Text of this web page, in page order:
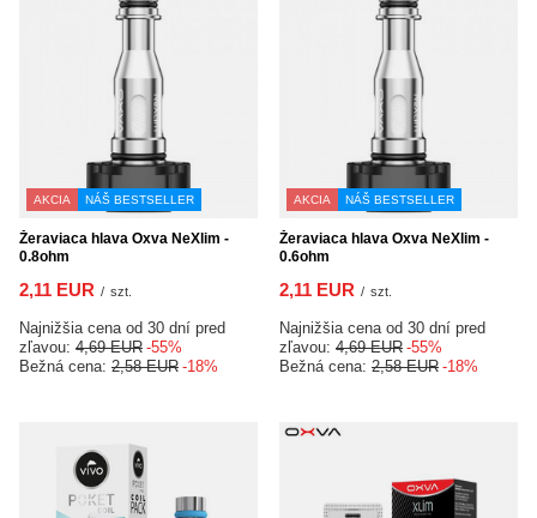
AKCIA NÁŠ BESTSELLER
Žeraviaca hlava Oxva NeXlim -
0.8ohm
2,11 EUR / szt.
Najnižšia cena od 30 dní pred
zľavou: 4,69 EUR -55%
Bežná cena: 2,58 EUR -18%
AKCIA NÁŠ BESTSELLER
Žeraviaca hlava Oxva NeXlim -
0.6ohm
2,11 EUR / szt.
Najnižšia cena od 30 dní pred
zľavou: 4,69 EUR -55%
Bežná cena: 2,58 EUR -18%